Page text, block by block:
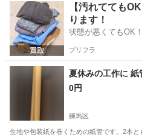
東京 八王子市 南大沢駅 調理
【汚れてても
ります！
状態が悪くてもOK
プリフラ
夏休みの工作に 紙
0円
練馬区
生地や包装紙を巻くための紙管です。2本